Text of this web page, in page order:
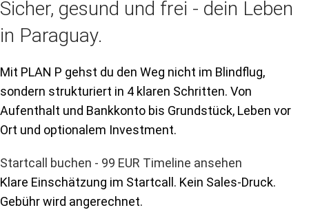
Sicher, gesund und frei - dein Leben
in Paraguay.
Mit PLAN P gehst du den Weg nicht im Blindflug,
sondern strukturiert in 4 klaren Schritten. Von
Aufenthalt und Bankkonto bis Grundstück, Leben vor
Ort und optionalem Investment.
Startcall buchen - 99 EUR Timeline ansehen
Klare Einschätzung im Startcall. Kein Sales-Druck.
Gebühr wird angerechnet.